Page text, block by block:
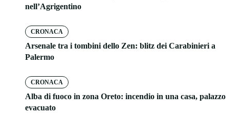
nell’Agrigentino
CRONACA
Arsenale tra i tombini dello Zen: blitz dei Carabinieri a
Palermo
CRONACA
Alba di fuoco in zona Oreto: incendio in una casa, palazzo
evacuato